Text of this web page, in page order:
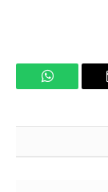
واتساب